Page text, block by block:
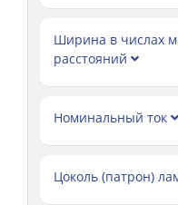
Ширина в числах
расстояний
Номинальный ток
Цоколь (патрон)